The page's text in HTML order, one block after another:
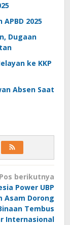
2025
Dugaan
ke KKP
Absen Saat
Pos berikutnya
Power UBP
Asam Dorong
Tembus
Internasional